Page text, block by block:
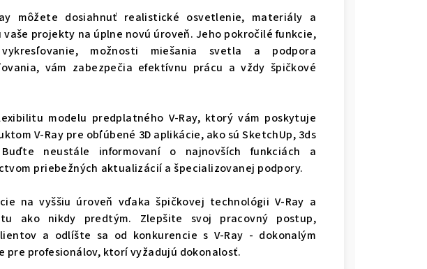
môžete dosiahnuť realistické osvetlenie, materiály a
projekty na úplne novú úroveň. Jeho pokročilé funkcie,
možnosti miešania svetla a podpora
vám zabezpečia efektívnu prácu a vždy špičkové
modelu predplatného V-Ray, ktorý vám poskytuje
V-Ray pre obľúbené 3D aplikácie, ako sú SketchUp, 3ds
neustále informovaní o najnovších funkciách a
priebežných aktualizácií a špecializovanej podpory.
na vyššiu úroveň vďaka špičkovej technológii V-Ray a
ako nikdy predtým. Zlepšite svoj pracovný postup,
a odlíšte sa od konkurencie s V-Ray - dokonalým
pre profesionálov, ktorí vyžadujú dokonalosť.